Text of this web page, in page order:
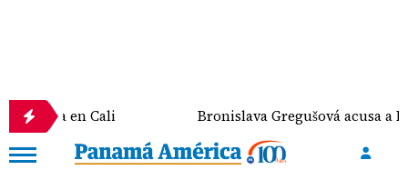
en Cali Bronislava Gregušová acusa a Mario